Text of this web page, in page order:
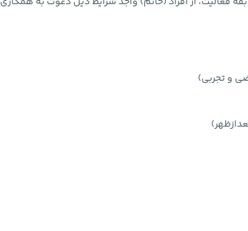
و تجربی)